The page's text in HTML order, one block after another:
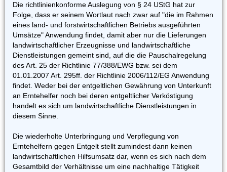
Die richtlinienkonforme Auslegung von § 24 UStG hat zur
Folge, dass er seinem Wortlaut nach zwar auf "die im Rahmen
eines land- und forstwirtschaftlichen Betriebs ausgeführten
Umsätze" Anwendung findet, damit aber nur die Lieferungen
landwirtschaftlicher Erzeugnisse und landwirtschaftliche
Dienstleistungen gemeint sind, auf die die Pauschalregelung
des Art. 25 der Richtlinie 77/388/EWG bzw. sei dem
01.01.2007 Art. 295ff. der Richtlinie 2006/112/EG Anwendung
findet. Weder bei der entgeltlichen Gewährung von Unterkunft
an Erntehelfer noch bei deren entgeltlicher Verköstigung
handelt es sich um landwirtschaftliche Dienstleistungen in
diesem Sinne.
Die wiederholte Unterbringung und Verpflegung von
Erntehelfern gegen Entgelt stellt zumindest dann keinen
landwirtschaftlichen Hilfsumsatz dar, wenn es sich nach dem
Gesamtbild der Verhältnisse um eine nachhaltige Tätigkeit